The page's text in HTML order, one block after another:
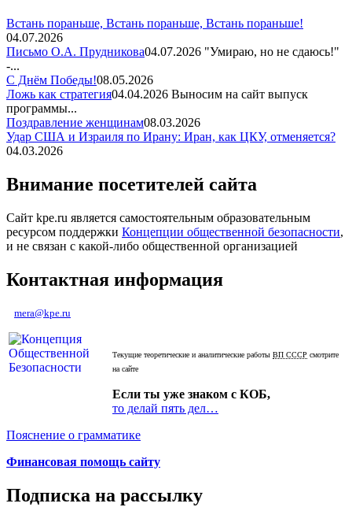
Встань пораньше, Встань пораньше, Встань пораньше!
04.07.2026
Письмо О.А. Прудникова04.07.2026 "Умираю, но не сдаюсь!"
-...
С Днём Победы!08.05.2026
Ложь как стратегия04.04.2026 Выносим на сайт выпуск
программы...
Поздравление женщинам08.03.2026
Удар США и Израиля по Ирану: Иран, как ЦКУ, отменяется?
04.03.2026
Внимание посетителей сайта
Сайт kpe.ru является самостоятельным образовательным
ресурсом поддержки Концепции общественной безопасности,
и не связан с какой-либо общественной организацией
Контактная информация
mera@kpe.ru
Текущие теоретические и аналитические работы ВП СССР смотрите
на сайте
Если ты уже знаком с КОБ,
то делай пять дел…
Пояснение о грамматике
Финансовая помощь сайту
Подписка на рассылку